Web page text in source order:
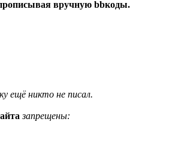
вручную bbкоды.
ещё никто не писал.
запрещены: